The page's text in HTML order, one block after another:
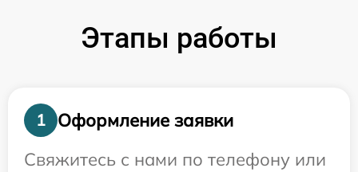
Этапы работы
1
Оформление заявки
Свяжитесь с нами по телефону или